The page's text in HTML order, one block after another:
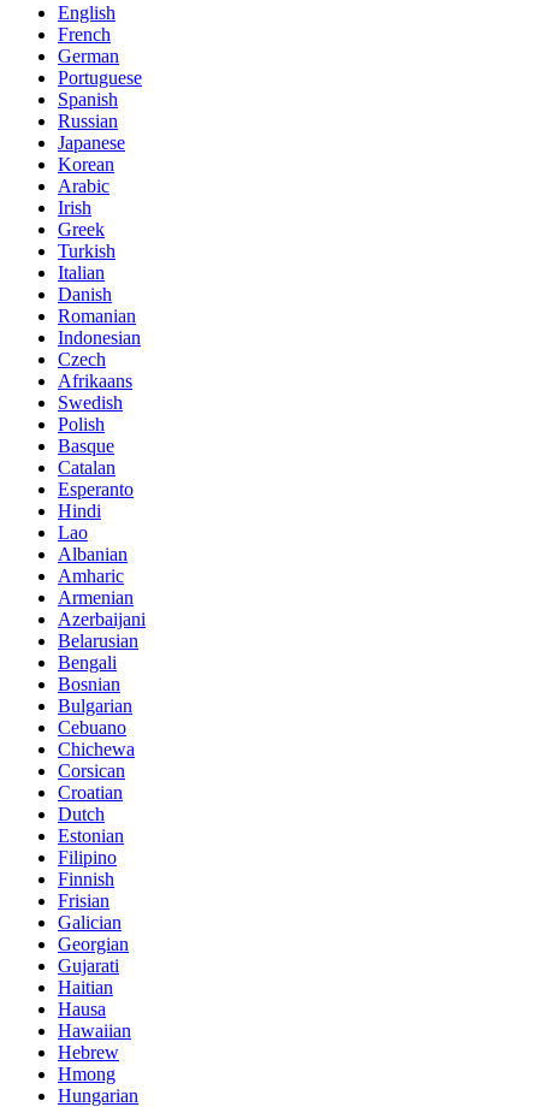
English
French
German
Portuguese
Spanish
Russian
Japanese
Korean
Arabic
Irish
Greek
Turkish
Italian
Danish
Romanian
Indonesian
Czech
Afrikaans
Swedish
Polish
Basque
Catalan
Esperanto
Hindi
Lao
Albanian
Amharic
Armenian
Azerbaijani
Belarusian
Bengali
Bosnian
Bulgarian
Cebuano
Chichewa
Corsican
Croatian
Dutch
Estonian
Filipino
Finnish
Frisian
Galician
Georgian
Gujarati
Haitian
Hausa
Hawaiian
Hebrew
Hmong
Hungarian